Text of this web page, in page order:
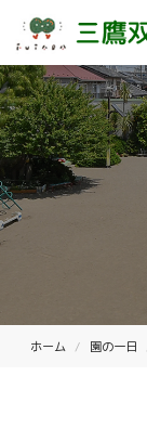
ホーム 園の一日